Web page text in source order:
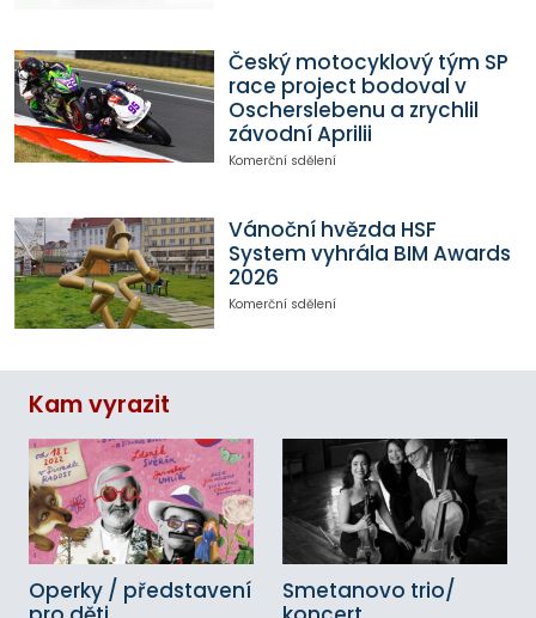
Český motocyklový tým SP
race project bodoval v
Oscherslebenu a zrychlil
závodní Aprilii
Komerční sdělení
Vánoční hvězda HSF
System vyhrála BIM Awards
2026
Komerční sdělení
Kam vyrazit
Operky / představení
Smetanovo trio/